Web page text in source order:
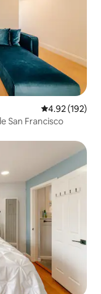
Calificación
4.92 (192)
San Francisco